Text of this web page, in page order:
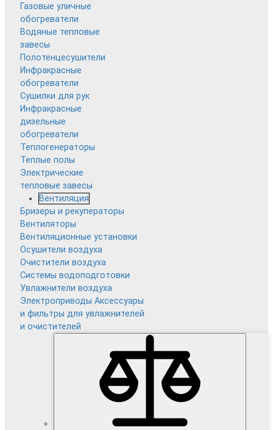
Газовые уличные
обогреватели
Водяные тепловые
завесы
Полотенцесушители
Инфракрасные
обогреватели
Сушилки для рук
Инфракрасные
дизельные
обогреватели
Теплогенераторы
Теплые полы
Электрические
тепловые завесы
Вентиляция
Бризеры и рекуператоры
Вентиляторы
Вентиляционные установки
Осушители воздуха
Очистители воздуха
Системы водоподготовки
Увлажнители воздуха
Электроприводы Аксессуары
и фильтры для увлажнителей
и очистителей